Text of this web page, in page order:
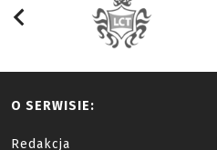
O SERWISIE:
Redakcja